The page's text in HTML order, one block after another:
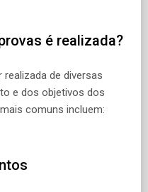
é realizada?
de diversas
e dos objetivos dos
comuns incluem: